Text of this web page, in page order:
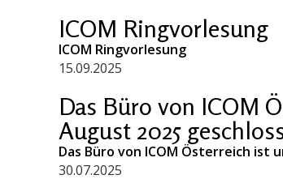
ICOM Ringvorlesung
ICOM Ringvorlesung
15.09.2025
Das Büro von ICOM
August 2025
Das Büro von ICOM Österreich ist
30.07.2025